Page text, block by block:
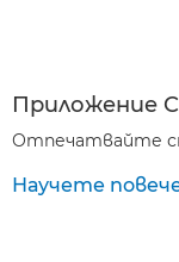
Приложение
Отпечатвайте
Научете